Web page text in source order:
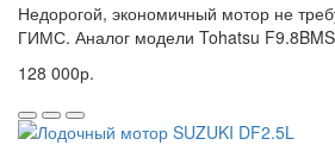
Недорогой, экономичный мотор не
ГИМС. Аналог модели Tohatsu
128 000р.